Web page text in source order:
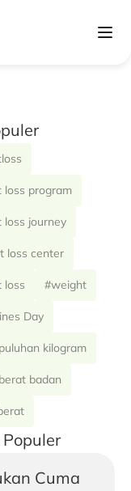
loss program
loss journey
loss center
loss #weight
Day
kilogram
badan
Cuma